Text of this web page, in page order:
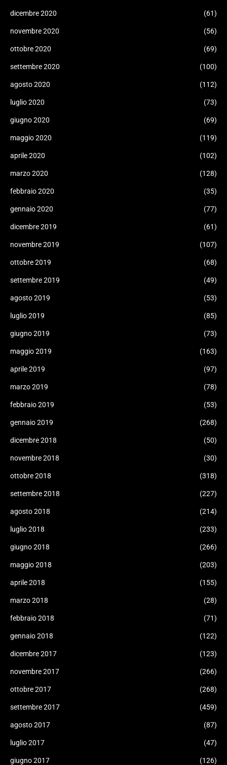
dicembre 2020 (61)
novembre 2020 (56)
ottobre 2020 (69)
settembre 2020 (100)
agosto 2020 (112)
luglio 2020 (73)
giugno 2020 (69)
maggio 2020 (119)
aprile 2020 (102)
marzo 2020 (128)
febbraio 2020 (35)
gennaio 2020 (77)
dicembre 2019 (61)
novembre 2019 (107)
ottobre 2019 (68)
settembre 2019 (49)
agosto 2019 (53)
luglio 2019 (85)
giugno 2019 (73)
maggio 2019 (163)
aprile 2019 (97)
marzo 2019 (78)
febbraio 2019 (53)
gennaio 2019 (268)
dicembre 2018 (50)
novembre 2018 (30)
ottobre 2018 (318)
settembre 2018 (227)
agosto 2018 (214)
luglio 2018 (233)
giugno 2018 (266)
maggio 2018 (203)
aprile 2018 (155)
marzo 2018 (28)
febbraio 2018 (71)
gennaio 2018 (122)
dicembre 2017 (123)
novembre 2017 (266)
ottobre 2017 (268)
settembre 2017 (459)
agosto 2017 (87)
luglio 2017 (47)
giugno 2017 (126)